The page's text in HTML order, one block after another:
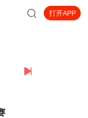
打开APP